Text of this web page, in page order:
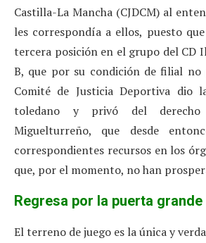
Castilla-La Mancha (CJDCM) al
les correspondía a ellos, puesto
tercera posición en el grupo del CD
B, que por su condición de filial no
Comité de Justicia Deportiva dio
toledano y privó del
Miguelturreño, que desde
correspondientes recursos en los
que, por el momento, no han
Regresa por la puerta grande
El terreno de juego es la única y